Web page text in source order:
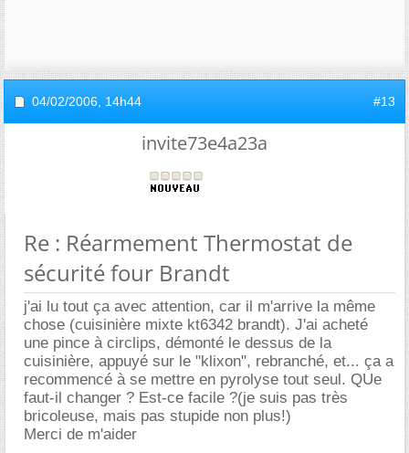
04/02/2006, 14h44 #13
invite73e4a23a
Re : Réarmement Thermostat de
sécurité four Brandt
j'ai lu tout ça avec attention, car il m'arrive la même
chose (cuisinière mixte kt6342 brandt). J'ai acheté
une pince à circlips, démonté le dessus de la
cuisinière, appuyé sur le "klixon", rebranché, et... ça a
recommencé à se mettre en pyrolyse tout seul. QUe
faut-il changer ? Est-ce facile ?(je suis pas très
bricoleuse, mais pas stupide non plus!)
Merci de m'aider